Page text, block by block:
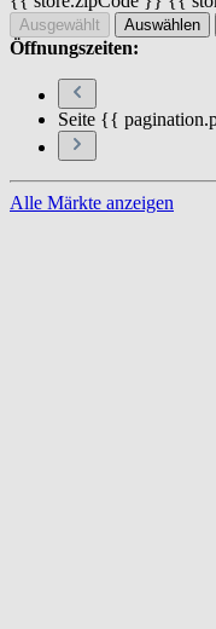
Ausgewählt Auswählen
Öffnungszeiten:
Seite {{
Alle Märkte anzeigen